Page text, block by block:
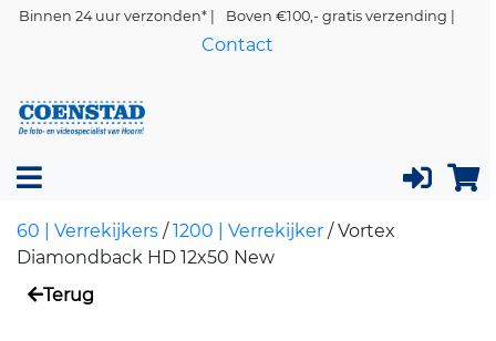
Binnen 24 uur verzonden* | Boven €100,- gratis verzending |
Contact
60 | Verrekijkers / 1200 | Verrekijker /Vortex
Diamondback HD 12x50 New
Terug